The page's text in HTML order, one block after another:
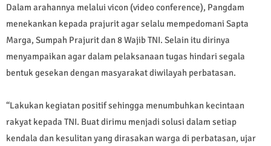
Dalam arahannya melalui vicon (video conference), Pangdam
menekankan kepada prajurit agar selalu mempedomani Sapta
Marga, Sumpah Prajurit dan 8 Wajib TNI. Selain itu dirinya
menyampaikan agar dalam pelaksanaan tugas hindari segala
bentuk gesekan dengan masyarakat diwilayah perbatasan.
“Lakukan kegiatan positif sehingga menumbuhkan kecintaan
rakyat kepada TNI. Buat dirimu menjadi solusi dalam setiap
kendala dan kesulitan yang dirasakan warga di perbatasan, ujar